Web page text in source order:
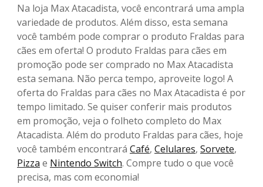
Na loja Max Atacadista, você encontrará uma ampla
variedade de produtos. Além disso, esta semana
você também pode comprar o produto Fraldas para
cães em oferta! O produto Fraldas para cães em
promoção pode ser comprado no Max Atacadista
esta semana. Não perca tempo, aproveite logo! A
oferta do Fraldas para cães no Max Atacadista é por
tempo limitado. Se quiser conferir mais produtos
em promoção, veja o folheto completo do Max
Atacadista. Além do produto Fraldas para cães, hoje
você também encontrará Café, Celulares, Sorvete,
Pizza e Nintendo Switch. Compre tudo o que você
precisa, mas com economia!